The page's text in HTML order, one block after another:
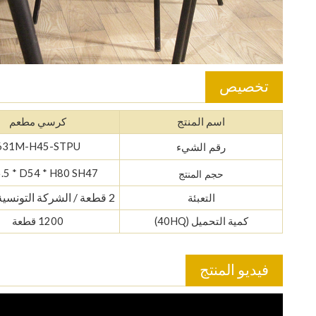
تخصيص
اسم المنتج كرسي مطعم
رقم الشيء H45-STPU
حجم المنتج * D54 * H80 SH47
التعبئة 2 قطعة / الشركة التونسية للملاحة
كمية التحميل (40HQ) 1200 قطعة
فيديو المنتج